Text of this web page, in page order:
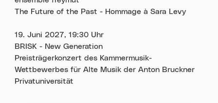
The Future of the Past - Hommage à Sara Levy
19. Juni 2027, 19:30 Uhr
BRISK - New Generation
Preisträgerkonzert des Kammermusik-
Wettbewerbes für Alte Musik der Anton Bruckner
Privatuniversität